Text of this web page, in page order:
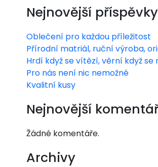
Nejnovější příspěvky
Oblečení pro každou příležitost
Přírodní matriál, ruční výroba,
Hrdí když se vítězí, věrní když se
Pro nás není nic nemožné
Kvalitní kusy
Nejnovější
Žádné komentáře.
Archivy